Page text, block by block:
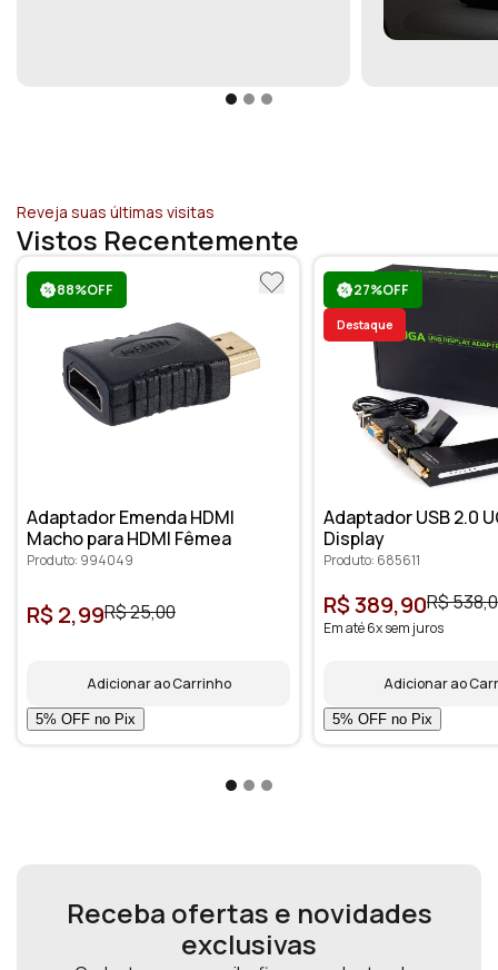
Reveja suas últimas visitas
Vistos Recentemente
88%OFF
Adaptador Emenda HDMI
Macho para HDMI Fêmea
Produto: 994049
R$ 2,99R$ 25,00
Adicionar ao Carrinho
27%OFF
Destaque
Adaptador USB 2.0
Display
Produto: 685611
R$ 389,90R$
Em até 6x sem juros
Adicionar ao
Receba ofertas e novidades
exclusivas